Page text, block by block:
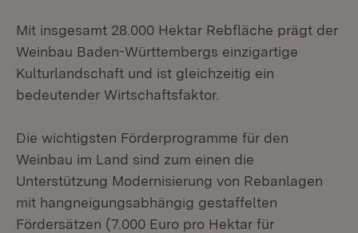
Mit insgesamt 28.000 Hektar Rebfläche prägt der
Weinbau Baden-Württembergs einzigartige
Kulturlandschaft und ist gleichzeitig ein
bedeutender Wirtschaftsfaktor.
Die wichtigsten Förderprogramme für den
Weinbau im Land sind zum einen die
Unterstützung Modernisierung von Rebanlagen
mit hangneigungsabhängig gestaffelten
Fördersätzen (7.000 Euro pro Hektar für